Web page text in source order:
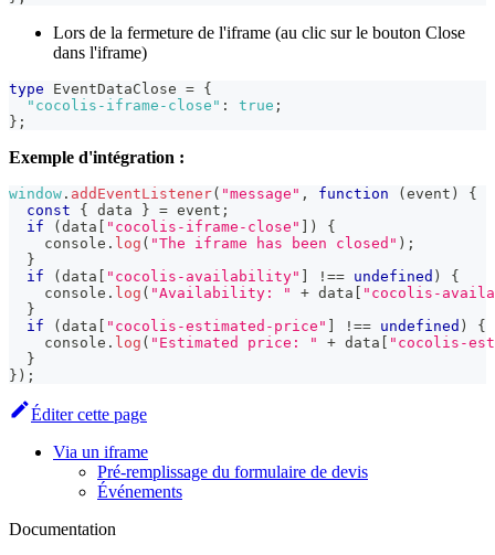
Lors de la fermeture de l'iframe (au clic sur le bouton Close
dans l'iframe)
type EventDataClose = {
"cocolis-iframe-close" : true ;
} ;
Exemple d'intégration :
window . addEventListener( "message" , function (event )
{
const
{ data } = event ;
if
(data [ "cocolis-iframe-close" ] )
{
console . log ( "The iframe has been closed" ) ;
}
if
(data [ "cocolis-availability" ] !== undefined )
{
console . log ( "Availability: " + data [ "cocolis-
}
if
(data [ "cocolis-estimated-price" ] !== undefined )
{
console . log ( "Estimated price: " + data [ "cocolis-
}
} ) ;
Éditer cette page
Via un iframe
Pré-remplissage du formulaire de devis
Événements
Documentation